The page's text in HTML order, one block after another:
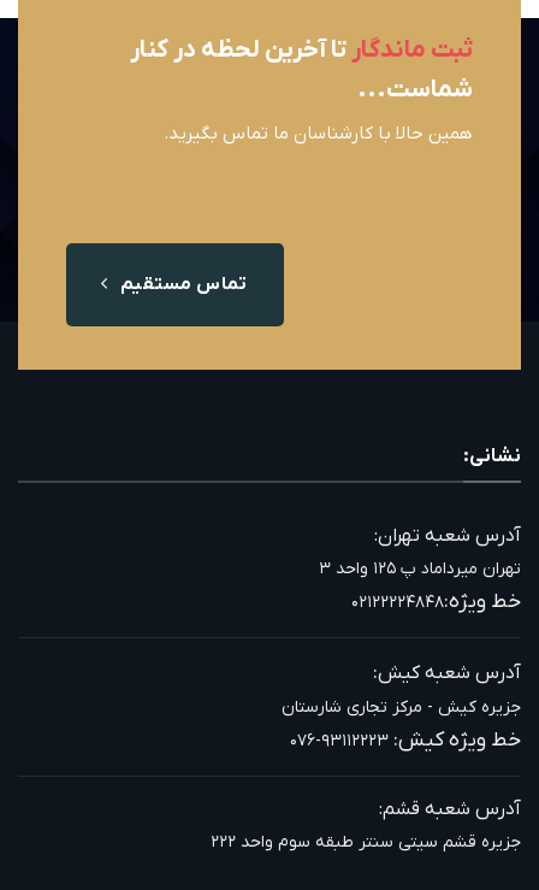
ثبت ماندگار تا آخرین لحظه در کنار
شماست...
همین حالا با کارشناسان ما تماس بگیرید.
تماس مستقیم
نشانی:
آدرس شعبه تهران:
تهران میرداماد پ ۱۲۵ واحد ۳
خط ویژه:۰۲۱۲۲۲۲۴۸۴۸
آدرس شعبه کیش:
جزیره کیش - مرکز تجاری شارستان
خط ویژه کیش: ۰۷۶-۹۳۱۱۲۲۲۳
آدرس شعبه قشم:
جزیره قشم سیتی سنتر طبقه سوم واحد ۲۲۲